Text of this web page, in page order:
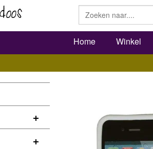
Home Winkel